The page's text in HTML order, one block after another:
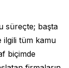
süreçte; başta
ilgili tüm kamu
biçimde